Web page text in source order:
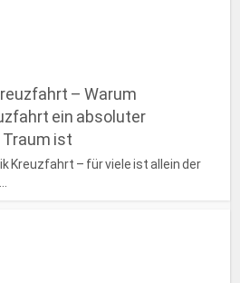
– Warum
ein absoluter
Traum ist
Kreuzfahrt – für viele ist allein der